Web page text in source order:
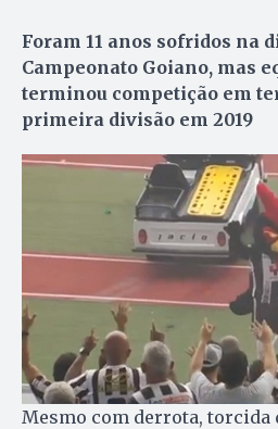
Foram 11 anos sofridos na
Campeonato Goiano, mas
terminou competição em
primeira divisão em 2019
Mesmo com derrota, torcida